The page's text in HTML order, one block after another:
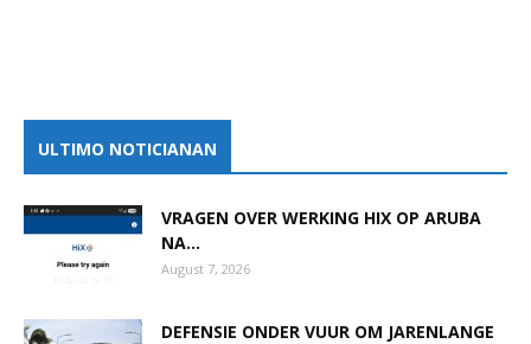
ULTIMO NOTICIANAN
VRAGEN OVER WERKING HIX OP ARUBA
NA...
August 7, 2026
DEFENSIE ONDER VUUR OM JARENLANGE